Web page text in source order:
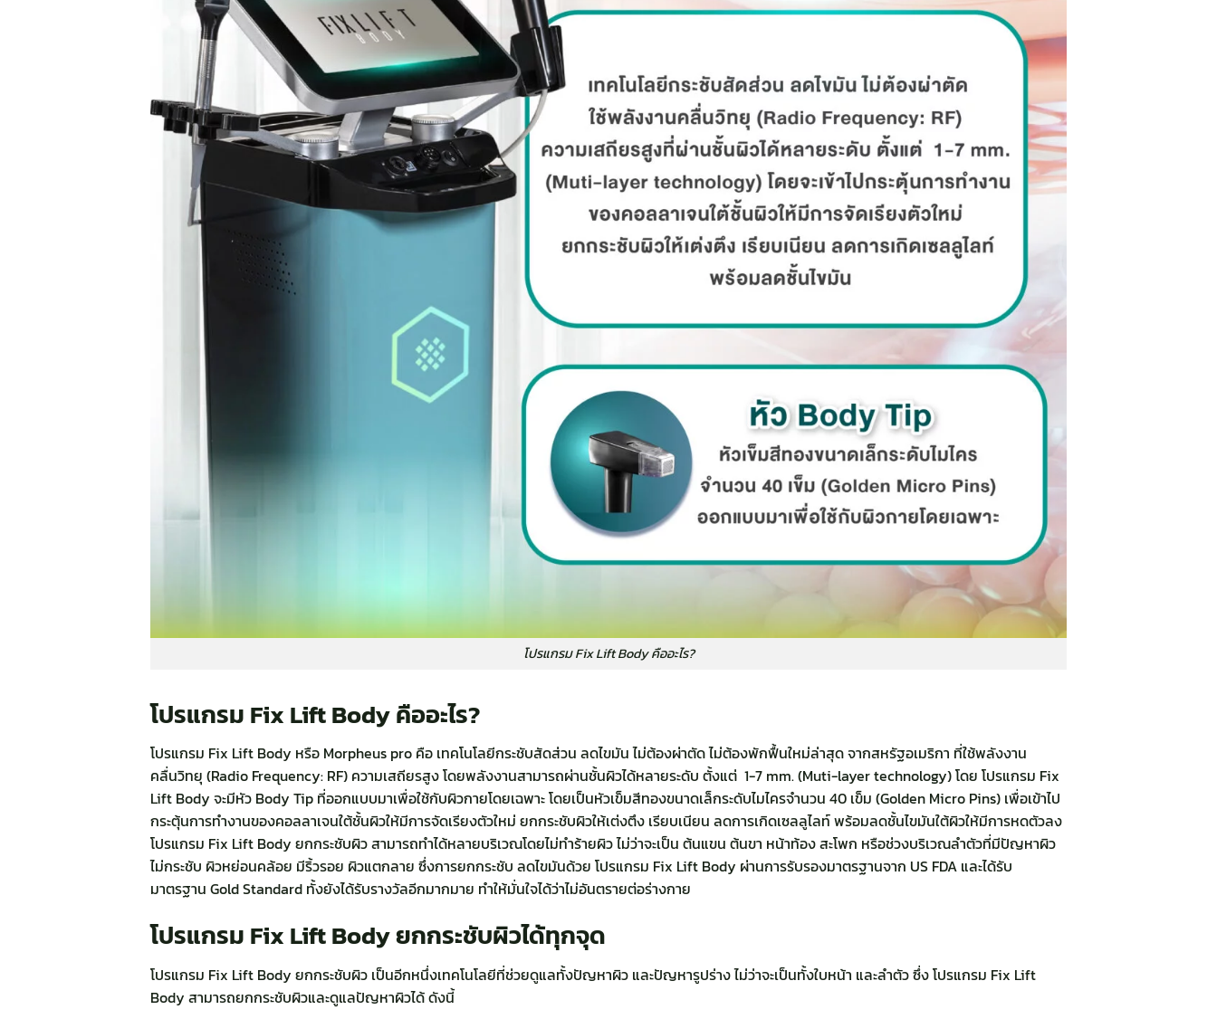
โปรแกรม Fix Lift Body คืออะไร?
โปรแกรม Fix Lift Body คืออะไร?
โปรแกรม Fix Lift Body หรือ Morpheus pro คือ เทคโนโลยีกระชับสัดส่วน ลดไขมัน ไม่ต้องผ่าตัด ไม่ต้องพักฟื้นใหม่ล่าสุด จากสหรัฐอเมริกา ที่ใช้พลังงาน
คลื่นวิทยุ (Radio Frequency: RF) ความเสถียรสูง โดยพลังงานสามารถผ่านชั้นผิวได้หลายระดับ ตั้งแต่ 1-7 mm. (Muti-layer technology) โดย โปรแกรม Fix
Lift Body จะมีหัว Body Tip ที่ออกแบบมาเพื่อใช้กับผิวกายโดยเฉพาะ โดยเป็นหัวเข็มสีทองขนาดเล็กระดับไมไครจำนวน 40 เข็ม (Golden Micro Pins) เพื่อเข้าไป
กระตุ้นการทำงานของคอลลาเจนใต้ชั้นผิวให้มีการจัดเรียงตัวใหม่ ยกกระชับผิวให้เต่งตึง เรียบเนียน ลดการเกิดเซลลูไลท์ พร้อมลดชั้นไขมันใต้ผิวให้มีการหดตัวลง
โปรแกรม Fix Lift Body ยกกระชับผิว สามารถทำได้หลายบริเวณโดยไม่ทำร้ายผิว ไม่ว่าจะเป็น ต้นแขน ต้นขา หน้าท้อง สะโพก หรือช่วงบริเวณลำตัวที่มีปัญหาผิว
ไม่กระชับ ผิวหย่อนคล้อย มีริ้วรอย ผิวแตกลาย ซึ่งการยกกระชับ ลดไขมันด้วย โปรแกรม Fix Lift Body ผ่านการรับรองมาตรฐานจาก US FDA และได้รับ
มาตรฐาน Gold Standard ทั้งยังได้รับรางวัลอีกมากมาย ทำให้มั่นใจได้ว่าไม่อันตรายต่อร่างกาย
โปรแกรม Fix Lift Body ยกกระชับผิวได้ทุกจุด
โปรแกรม Fix Lift Body ยกกระชับผิว เป็นอีกหนึ่งเทคโนโลยีที่ช่วยดูแลทั้งปัญหาผิว และปัญหารูปร่าง ไม่ว่าจะเป็นทั้งใบหน้า และลำตัว ซึ่ง โปรแกรม Fix Lift
Body สามารถยกกระชับผิวและดูแลปัญหาผิวได้ ดังนี้